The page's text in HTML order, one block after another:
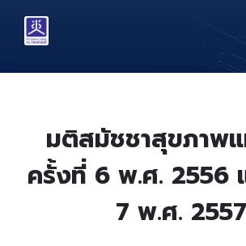
content
main
footer
มติสมัชชาสุขภาพ
ครั้งที่ 6 พ.ศ. 2556
7 พ.ศ. 2557